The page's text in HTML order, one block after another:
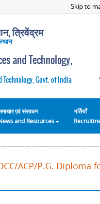
Skip to
त्रिवेंद्रम
and Technology,
Govt. of India
एवं संसाधन
and Resources
भर्तियाँ
ACP/P.G. Diploma